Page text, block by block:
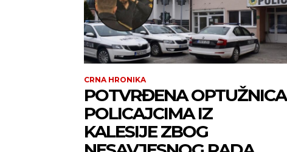
CRNA HRONIKA
POTVRĐENA OPTUŽNICA
POLICAJCIMA IZ
KALESIJE ZBOG